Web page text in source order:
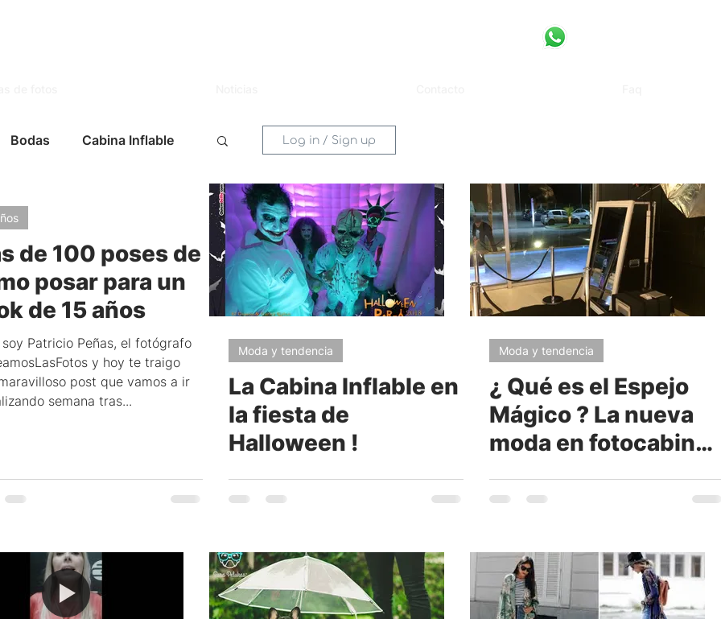
Bodas Cabina Inflable
Celebraciones
Turismo
Log in / Sign up
de 100 poses de
posar para un
de 15 años
soy Patricio Peñas, el fotógrafo
y hoy te traigo
post que vamos a ir
semana tras...
Moda y tendencia
La Cabina Inflable en
la fiesta de
Halloween !
Moda y tendencia
¿ Qué es el Espejo
Mágico ? La nueva
moda en fotocabina